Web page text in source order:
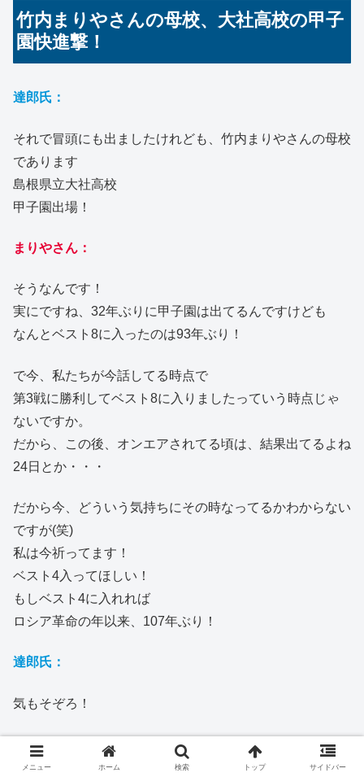
竹内まりやさんの母校、大社高校の甲子
園快進撃！
達郎氏：
それで冒頭にも出ましたけれども、竹内まりやさんの母校
であります
島根県立大社高校
甲子園出場！
まりやさん：
そうなんです！
実にですね、32年ぶりに甲子園は出てるんですけども
なんとベスト8に入ったのは93年ぶり！
で今、私たちが今話してる時点で
第3戦に勝利してベスト8に入りましたっていう時点じゃ
ないですか。
だから、この後、オンエアされてる頃は、結果出てるよね
24日とか・・・
だから今、どういう気持ちにその時なってるかわからない
ですが(笑)
私は今祈ってます！
ベスト4入ってほしい！
もしベスト4に入れれば
ロシア革命の年以来、107年ぶり！
達郎氏：
気もそぞろ！
まりやさん：
メニュー ホーム 検索 トップ サイドバー